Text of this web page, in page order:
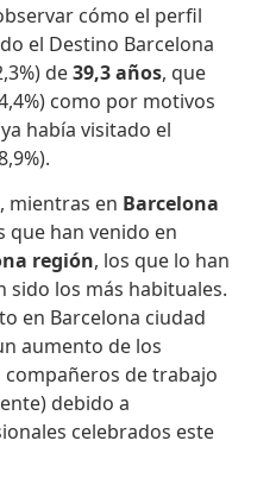
cómo el perfil
el Destino Barcelona
de39,3 años, que
como por motivos
había visitado el
, mientras en Barcelona
que han venido en
región, los que lo han
sido los más habituales.
en Barcelona ciudad
aumento de los
de trabajo
debido a
celebrados este